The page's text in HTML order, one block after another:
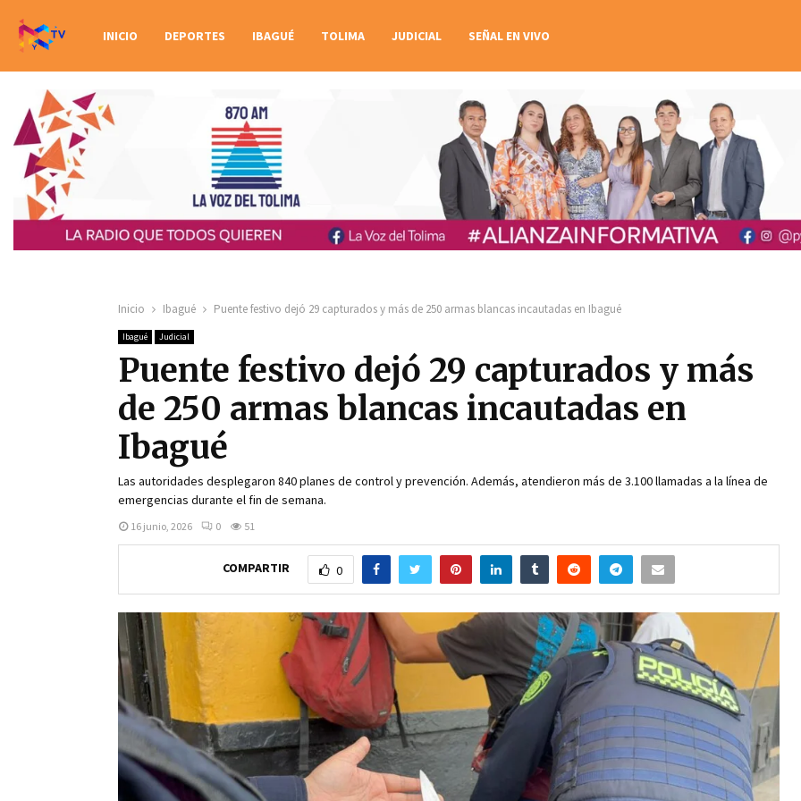
INICIO DEPORTES IBAGUÉ TOLIMA JUDICIAL SEÑAL EN VIVO
Inicio Ibagué Puente festivo dejó 29 capturados y más de 250 armas blancas incautadas en Ibagué
Ibagué Judicial
Puente festivo dejó 29 capturados y más
de 250 armas blancas incautadas en
Ibagué
Las autoridades desplegaron 840 planes de control y prevención. Además, atendieron más de 3.100 llamadas a la línea de
emergencias durante el fin de semana.
16 junio, 2026 0 51
COMPARTIR 0